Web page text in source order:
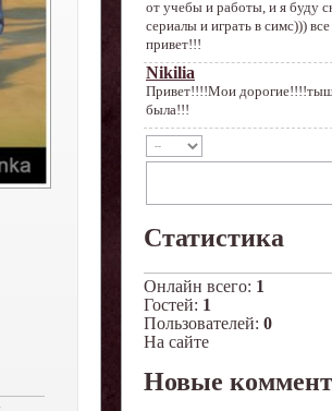
Статистика
Онлайн всего: 1
Гостей: 1
Пользователей: 0
На сайте
Новые